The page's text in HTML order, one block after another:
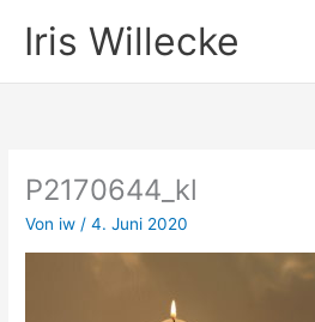
InhaltIris Willecke
P2170644_kl
Von iw /4. Juni 2020